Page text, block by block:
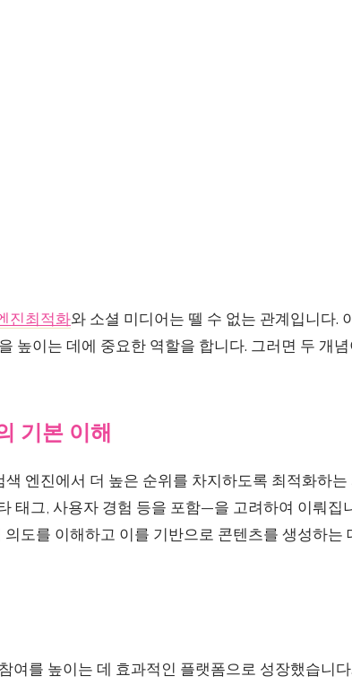
진최적화와 소셜 미디어는 뗄 수 없는 관계입니다.
높이는 데에 중요한 역할을 합니다. 그러면 두 개
기본 이해
엔진에서 더 높은 순위를 차지하도록 최적화하
태그, 사용자 경험 등을 포함—을 고려하여 이뤄집
도를 이해하고 이를 기반으로 콘텐츠를 생성하는
여를 높이는 데 효과적인 플랫폼으로 성장했습니